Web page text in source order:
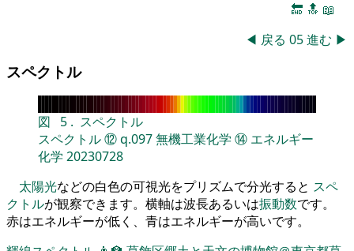
🔚 🔝 📖
◀ 戻る 05進む ▶
スペクトル
図 5 . スペクトル
スペクトル⑫q.097無機工業化学 ⑭ エネルギー
化学 20230728
太陽光などの白色の可視光をプリズムで分光すると スペ
クトルが観察できます。横軸は波長あるいは振動数です。
赤はエネルギーが低く、青はエネルギーが高いです。